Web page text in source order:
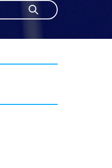
Szukaj